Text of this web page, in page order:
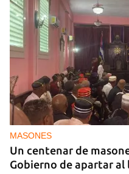
MASONES
Un centenar de
Gobierno de apartar al